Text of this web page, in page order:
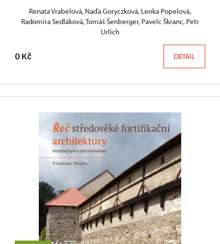
Renata Vrabelová, Naďa Goryczková, Lenka Popelová,
Radomíra Sedláková, Tomáš Šenberger, Pavelc Škranc, Petr
Urlich
0 Kč DETAIL